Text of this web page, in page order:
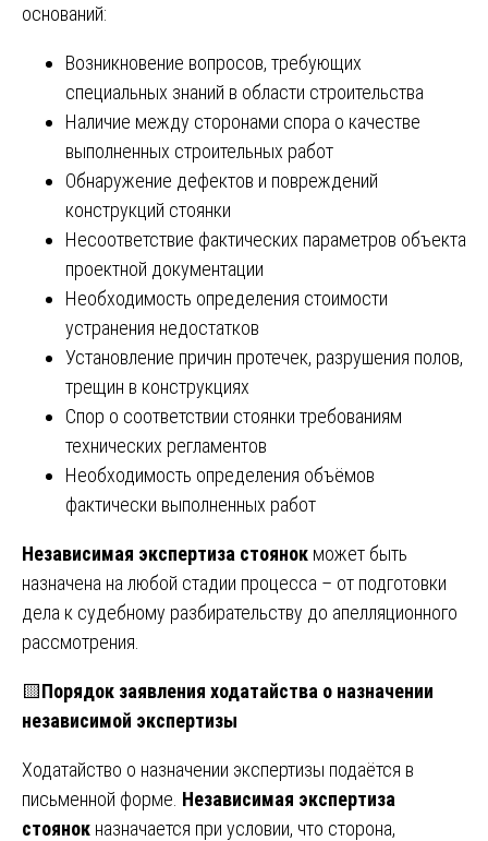
оснований:
Возникновение вопросов, требующих
специальных знаний в области строительства
Наличие между сторонами спора о качестве
выполненных строительных работ
Обнаружение дефектов и повреждений
конструкций стоянки
Несоответствие фактических параметров объекта
проектной документации
Необходимость определения стоимости
устранения недостатков
Установление причин протечек, разрушения полов,
трещин в конструкциях
Спор о соответствии стоянки требованиям
технических регламентов
Необходимость определения объёмов
фактически выполненных работ
Независимая экспертиза стоянок может быть
назначена на любой стадии процесса – от подготовки
дела к судебному разбирательству до апелляционного
рассмотрения.
🟨Порядок заявления ходатайства о назначении
независимой экспертизы
Ходатайство о назначении экспертизы подаётся в
письменной форме. Независимая экспертиза
стоянок назначается при условии, что сторона,